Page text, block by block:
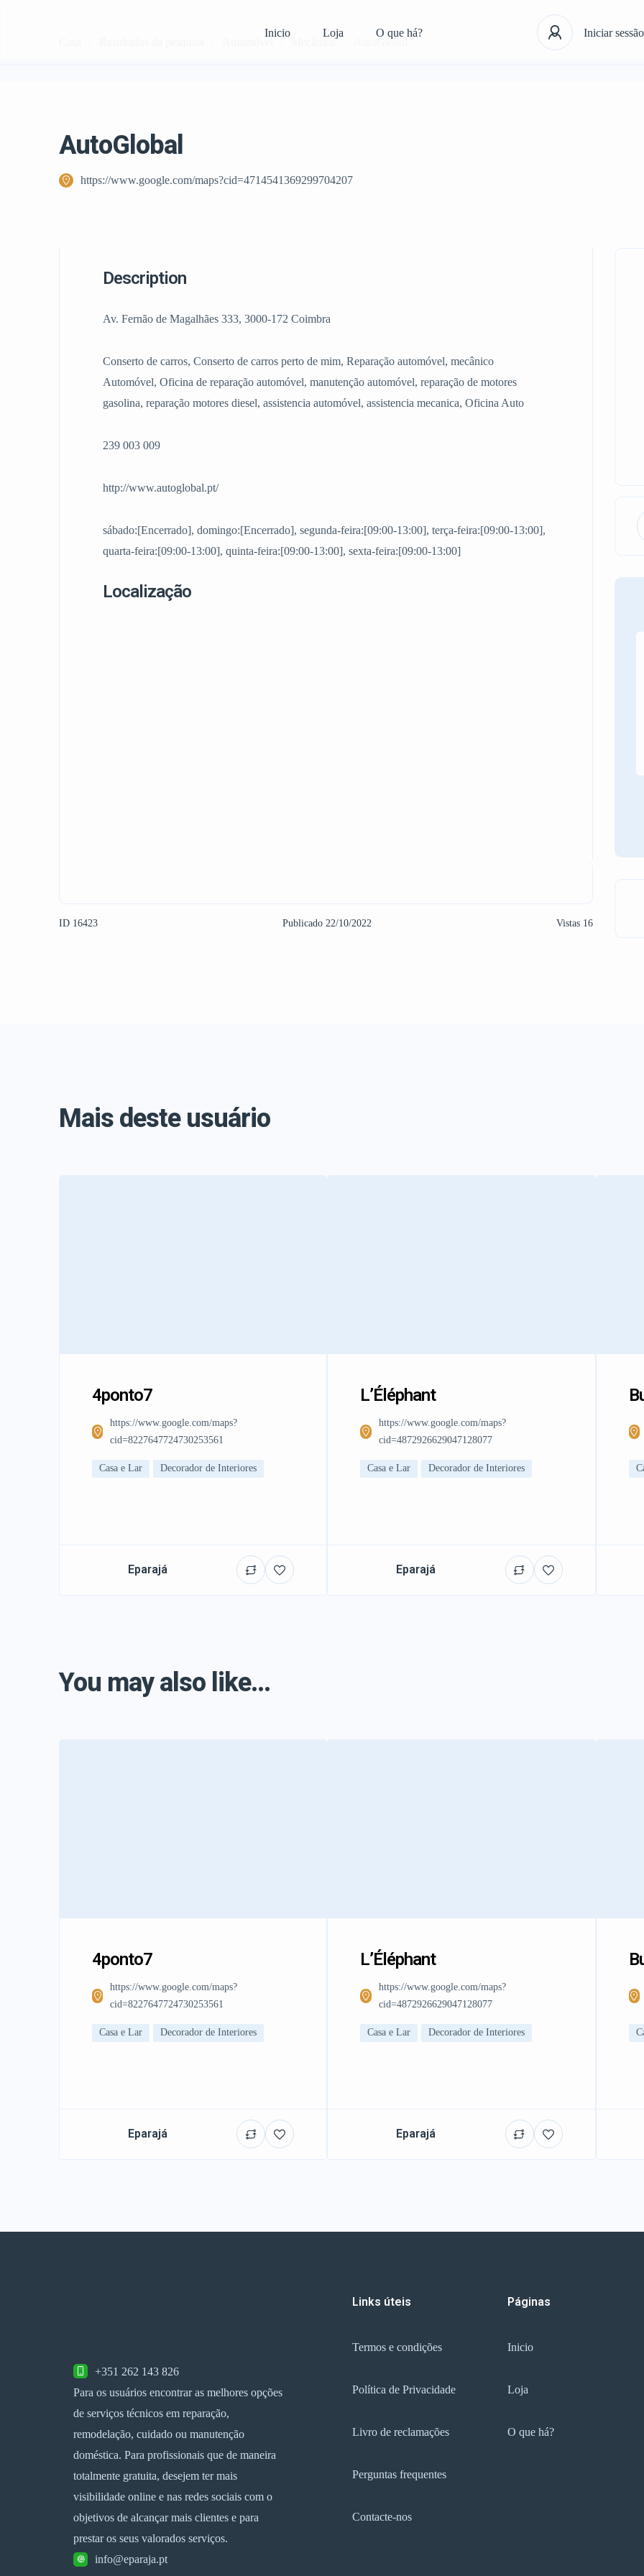
Inicio Loja O que há? Iniciar sessão
Mecânico AutoGlobal
AutoGlobal
https://www.google.com/maps?cid=4714541369299704207
Description
Av. Fernão de Magalhães 333, 3000-172 Coimbra
Conserto de carros, Conserto de carros perto de mim, Reparação automóvel, mecânico
Automóvel, Oficina de reparação automóvel, manutenção automóvel, reparação de motores
gasolina, reparação motores diesel, assistencia automóvel, assistencia mecanica, Oficina Auto
239 003 009
http://www.autoglobal.pt/
sábado:[Encerrado], domingo:[Encerrado], segunda-feira:[09:00-13:00], terça-feira:[09:00-13:00],
quarta-feira:[09:00-13:00], quinta-feira:[09:00-13:00], sexta-feira:[09:00-13:00]
Localização
ID 16423 Publicado 22/10/2022 Vistas 16
Mais deste usuário
4ponto7
https://www.google.com/maps?
cid=8227647724730253561
Casa e Lar Decorador de Interiores
Eparajá
L’Éléphant
https://www.google.com/maps?
cid=4872926629047128077
Casa e Lar Decorador de Interiores
Eparajá
You may also like...
4ponto7
https://www.google.com/maps?
cid=8227647724730253561
Casa e Lar Decorador de Interiores
Eparajá
L’Éléphant
https://www.google.com/maps?
cid=4872926629047128077
Casa e Lar Decorador de Interiores
Eparajá
+351 262 143 826
Para os usuários encontrar as melhores opções
de serviços técnicos em reparação,
remodelação, cuidado ou manutenção
doméstica. Para profissionais que de maneira
totalmente gratuita, desejem ter mais
visibilidade online e nas redes sociais com o
objetivos de alcançar mais clientes e para
prestar os seus valorados serviços.
info@eparaja.pt
Links úteis
Termos e condições
Política de Privacidade
Livro de reclamações
Perguntas frequentes
Contacte-nos
Páginas
Inicio
Loja
O que há?